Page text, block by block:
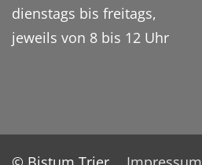
dienstags bis freitags,
jeweils von 8 bis 12 Uhr